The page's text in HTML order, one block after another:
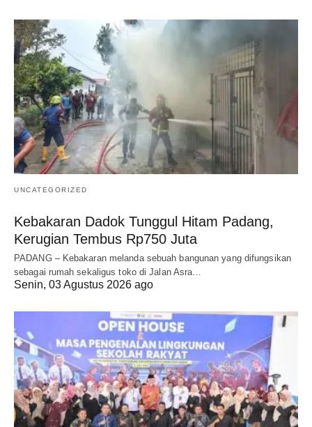
UNCATEGORIZED
Kebakaran Dadok Tunggul Hitam Padang,
Kerugian Tembus Rp750 Juta
PADANG – Kebakaran melanda sebuah bangunan yang difungsikan
sebagai rumah sekaligus toko di Jalan Asra…
Senin, 03 Agustus 2026 ago